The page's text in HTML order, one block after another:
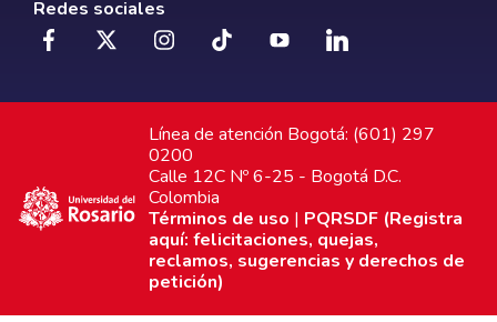
Redes sociales
Línea de atención Bogotá: (601) 297
0200
Calle 12C Nº 6-25 - Bogotá D.C.
Colombia
Términos de uso | PQRSDF (Registra
aquí: felicitaciones, quejas,
reclamos, sugerencias y derechos de
petición)